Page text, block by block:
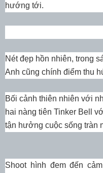
hướng tới.
Nét đẹp hồn nhiên, trong
Anh cũng chính điểm thu
Bối cảnh thiên nhiên với
hai nàng tiên Tinker Bell
tận hưởng cuộc sống tràn
Shoot hình đem đến